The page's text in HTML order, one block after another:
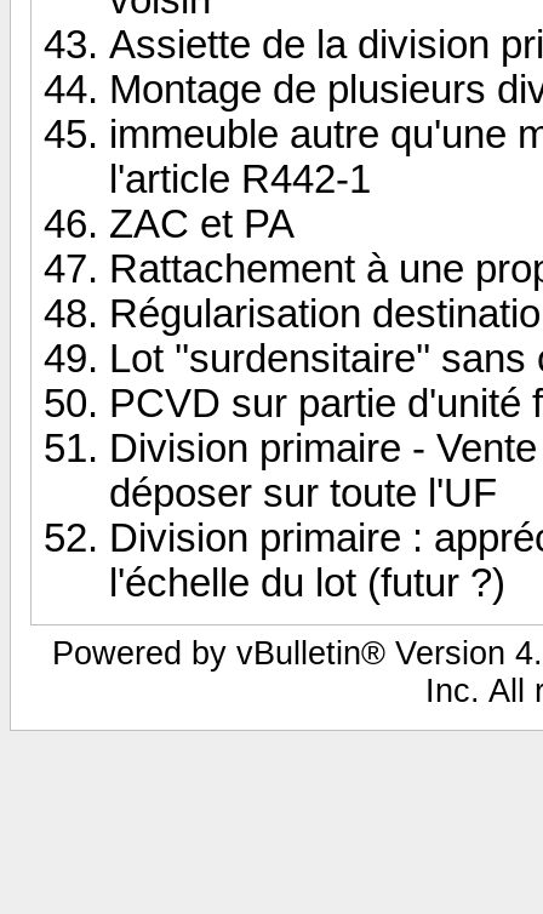
Assiette de la division
Montage de plusieurs
immeuble autre qu'une
l'article R442-1
ZAC et PA
Rattachement à une
Régularisation
Lot ''surdensitaire''
PCVD sur partie d'unité
Division primaire -
déposer sur toute l'UF
Division primaire :
l'échelle du lot (futur ?)
Powered by vBulletin® Version
Inc. All